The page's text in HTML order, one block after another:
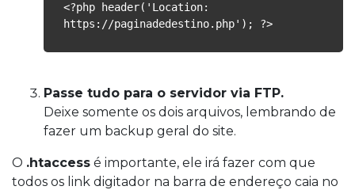
<?php header('Location:
https://paginadedestino.php'); ?>
Passe tudo para o servidor via FTP.
Deixe somente os dois arquivos, lembrando de
fazer um backup geral do site.
O .htaccess é importante, ele irá fazer com que
todos os link digitador na barra de endereço caia no